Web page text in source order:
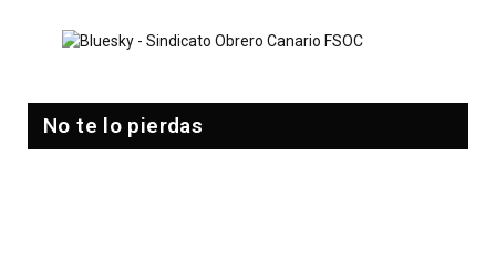
No te lo pierdas